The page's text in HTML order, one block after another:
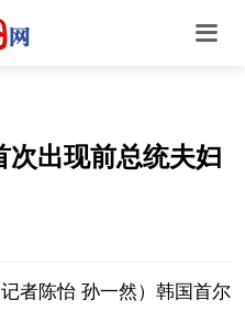
原 湾区
次出现前总统夫妇
者陈怡 孙一然）韩国首尔